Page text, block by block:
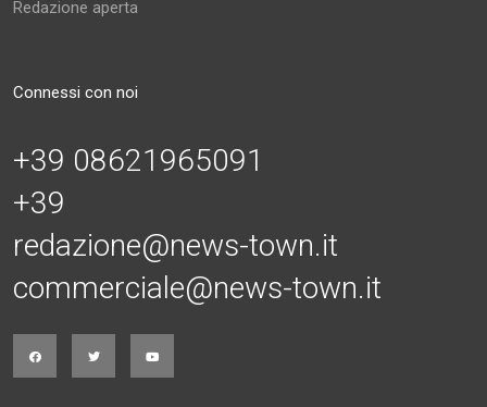
Redazione aperta
Connessi con noi
+39 08621965091
+39
redazione@news-town.it
commerciale@news-town.it